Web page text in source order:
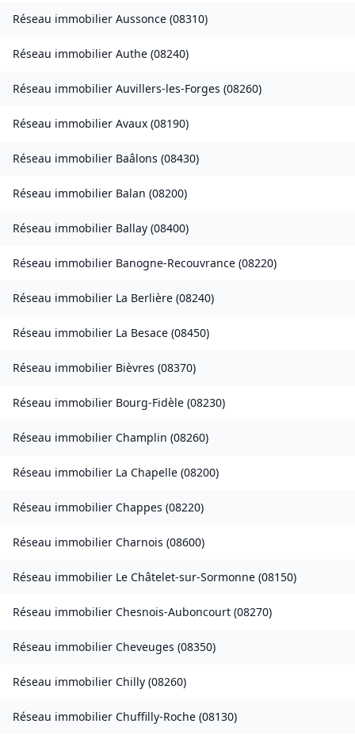
Réseau immobilier Aussonce (08310)
Réseau immobilier Authe (08240)
Réseau immobilier Auvillers-les-Forges (08260)
Réseau immobilier Avaux (08190)
Réseau immobilier Baâlons (08430)
Réseau immobilier Balan (08200)
Réseau immobilier Ballay (08400)
Réseau immobilier Banogne-Recouvrance (08220)
Réseau immobilier La Berlière (08240)
Réseau immobilier La Besace (08450)
Réseau immobilier Bièvres (08370)
Réseau immobilier Bourg-Fidèle (08230)
Réseau immobilier Champlin (08260)
Réseau immobilier La Chapelle (08200)
Réseau immobilier Chappes (08220)
Réseau immobilier Charnois (08600)
Réseau immobilier Le Châtelet-sur-Sormonne (08150)
Réseau immobilier Chesnois-Auboncourt (08270)
Réseau immobilier Cheveuges (08350)
Réseau immobilier Chilly (08260)
Réseau immobilier Chuffilly-Roche (08130)